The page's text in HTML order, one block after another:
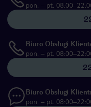
pon. – pt.
Biuro Obsługi
pon. – pt.
Biuro Obsługi
pon. – pt.